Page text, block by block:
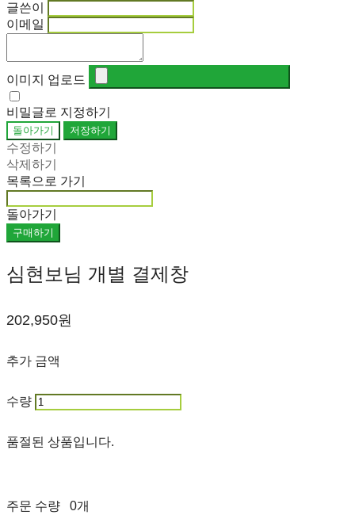
글쓴이
이메일
이미지 업로드
비밀글로 지정하기
돌아가기 저장하기
수정하기
삭제하기
목록으로 가기
돌아가기
구매하기
심현보님 개별 결제창
202,950원
추가 금액
수량
품절된 상품입니다.
주문 수량
0개